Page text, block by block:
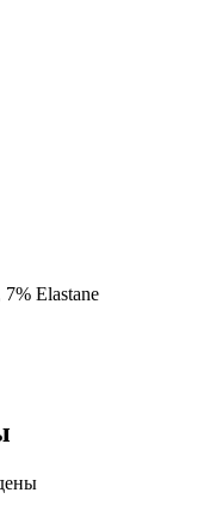
Elastane